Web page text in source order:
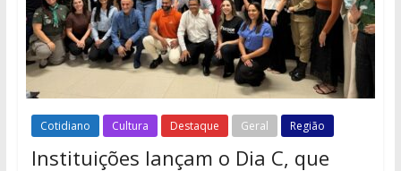
Cotidiano Cultura Destaque Geral Região
Instituições lançam o Dia C, que